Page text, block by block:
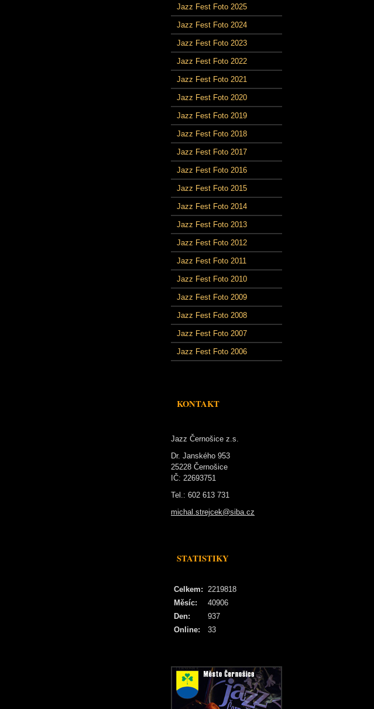
Jazz Fest Foto 2025
Jazz Fest Foto 2024
Jazz Fest Foto 2023
Jazz Fest Foto 2022
Jazz Fest Foto 2021
Jazz Fest Foto 2020
Jazz Fest Foto 2019
Jazz Fest Foto 2018
Jazz Fest Foto 2017
Jazz Fest Foto 2016
Jazz Fest Foto 2015
Jazz Fest Foto 2014
Jazz Fest Foto 2013
Jazz Fest Foto 2012
Jazz Fest Foto 2011
Jazz Fest Foto 2010
Jazz Fest Foto 2009
Jazz Fest Foto 2008
Jazz Fest Foto 2007
Jazz Fest Foto 2006
KONTAKT
Jazz Černošice z.s.
Dr. Janského 953
25228 Černošice
IČ: 22693751
Tel.: 602 613 731
michal.strejcek@siba.cz
STATISTIKY
Online: 33
Celkem: 2219818
Měsíc:
40906
Den:
937